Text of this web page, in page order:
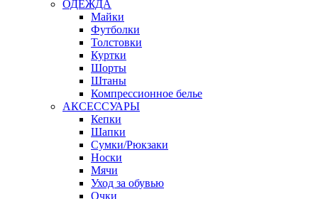
ОДЕЖДА
Майки
Футболки
Толстовки
Куртки
Шорты
Штаны
Компрессионное белье
АКСЕССУАРЫ
Кепки
Шапки
Сумки/Рюкзаки
Носки
Мячи
Уход за обувью
Очки